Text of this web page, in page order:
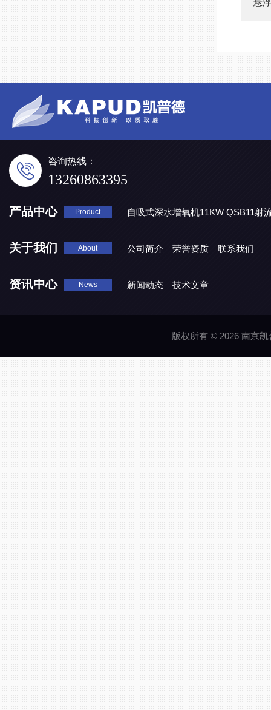
悬
咨询热线：
13260863395
产品中心 Product
自吸式深水增氧机11KW QSB11射
关于我们 About 公司简介 荣誉资质 联系我们
资讯中心 News 新闻动态 技术文章
版权所有 © 2026 南京